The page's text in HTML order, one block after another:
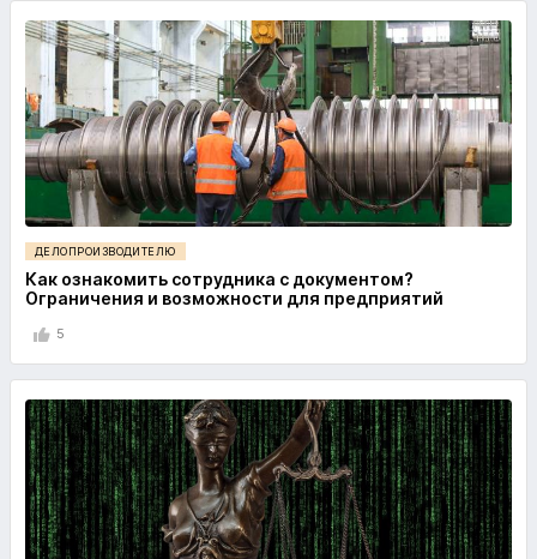
ДЕЛОПРОИЗВОДИТЕЛЮ
Как ознакомить сотрудника с документом?
Ограничения и возможности для предприятий
5